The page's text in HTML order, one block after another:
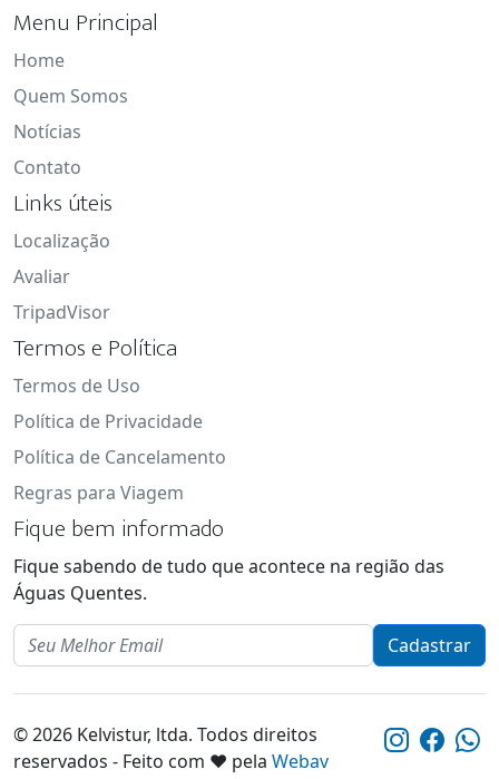
Menu Principal
Home
Quem Somos
Notícias
Contato
Links úteis
Localização
Avaliar
TripadVisor
Termos e Política
Termos de Uso
Política de Privacidade
Política de Cancelamento
Regras para Viagem
Fique bem informado
Fique sabendo de tudo que acontece na região das
Águas Quentes.
Email
Cadastrar
© 2026 Kelvistur, ltda. Todos direitos
reservados - Feito com ❤️ pela Webav